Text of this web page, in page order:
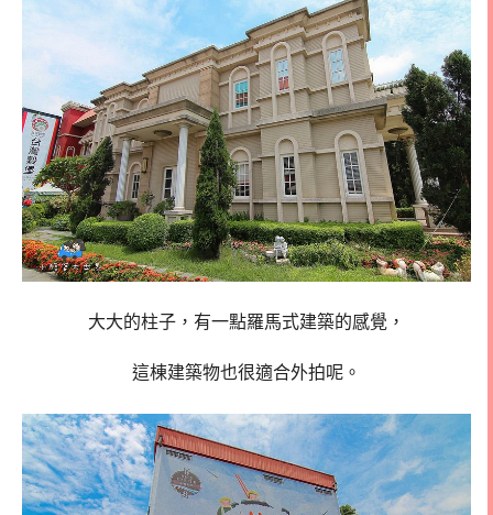
大大的柱子，有一點羅馬式建築的感覺，
這棟建築物也很適合外拍呢。